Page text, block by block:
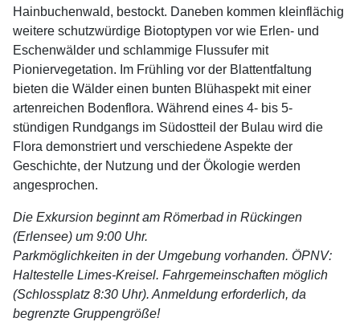
Hainbuchenwald, bestockt. Daneben kommen kleinflächig
weitere schutzwürdige Biotoptypen vor wie Erlen- und
Eschenwälder und schlammige Flussufer mit
Pioniervegetation. Im Frühling vor der Blattentfaltung
bieten die Wälder einen bunten Blühaspekt mit einer
artenreichen Bodenflora. Während eines 4- bis 5-
stündigen Rundgangs im Südostteil der Bulau wird die
Flora demonstriert und verschiedene Aspekte der
Geschichte, der Nutzung und der Ökologie werden
angesprochen.
Die Exkursion beginnt am Römerbad in Rückingen
(Erlensee) um 9:00 Uhr.
Parkmöglichkeiten in der Umgebung vorhanden. ÖPNV:
Haltestelle Limes-Kreisel. Fahrgemeinschaften möglich
(Schlossplatz 8:30 Uhr). Anmeldung erforderlich, da
begrenzte Gruppengröße!